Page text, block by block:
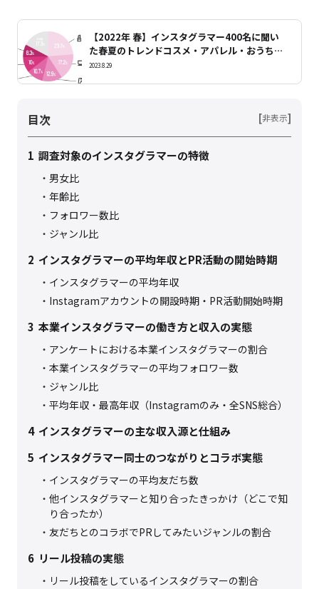
【2022年 春】インスタグラマー400名に聞い
た春夏のトレンドコスメ・アパレル・おうちグ
ルメ・スマホアプリ・おでかけスポットとPR
2023.8.29
目次 [非表示]
1 調査対象のインスタグラマーの特徴
男女比
年齢比
フォロワー数比
ジャンル比
2 インスタグラマーの平均年収とPR活動の開始時期
インスタグラマーの平均年収
Instagramアカウントの開設時期・PR活動開始時期
3 本業インスタグラマーの働き方と収入の実態
アンケートにおける本業インスタグラマーの割合
本業インスタグラマーの平均フォロワー数
ジャンル比
平均年収・最高年収（Instagramのみ・全SNS総合）
4 インスタグラマーの主な収入源と仕組み
5 インスタグラマー同士のつながりとコラボ実態
インスタグラマーの平均友だち数
他インスタグラマーと知り合ったきっかけ（どこで知
り合ったか）
友だちとのコラボでPRしてみたいジャンルの割合
6 リール投稿の実態
リール投稿をしているインスタグラマーの割合